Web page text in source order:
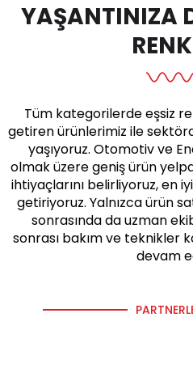
YAŞANTINIZA
Tüm kategorilerde eşsiz
getiren ürünlerimiz ile
yaşıyoruz. Otomotiv ve
olmak üzere geniş ürün
ihtiyaçlarını belirliyoruz, en
getiriyoruz. Yalnızca ürün
sonrasında da uzman
sonrası bakım ve teknikler
devam